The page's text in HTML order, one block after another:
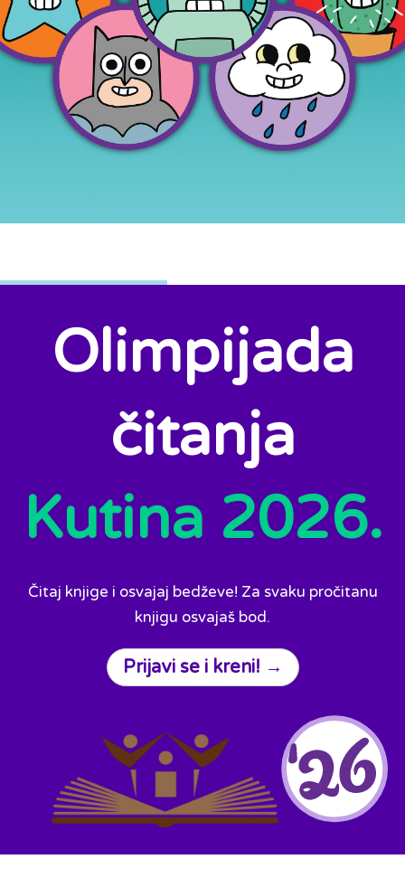
Olimpijada
čitanja
Kutina 2026.
Čitaj knjige i osvajaj bedževe! Za svaku pročitanu
knjigu osvajaš bod.
Prijavi se i kreni! →